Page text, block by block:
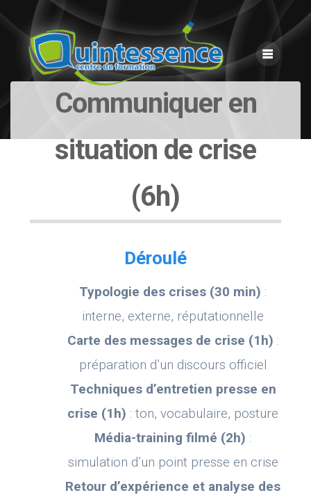
content
Communiquer en
situation de crise
(6h)
Déroulé
Typologie des crises (30 min) :
interne, externe, réputationnelle
Carte des messages de crise (1h) :
préparation d’un discours officiel
Techniques d’entretien presse en
crise (1h) : ton, vocabulaire, posture
Média-training filmé (2h) :
simulation d’un point presse en crise
Retour d’expérience et analyse des